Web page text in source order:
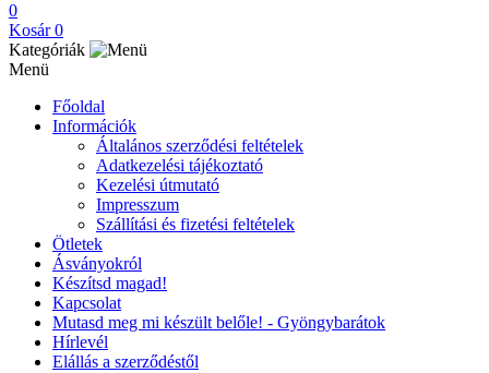
0
Kosár 0
Kategóriák
Menü
Főoldal
Információk
Általános szerződési feltételek
Adatkezelési tájékoztató
Kezelési útmutató
Impresszum
Szállítási és fizetési feltételek
Ötletek
Ásványokról
Készítsd magad!
Kapcsolat
Mutasd meg mi készült belőle! - Gyöngybarátok
Hírlevél
Elállás a szerződéstől